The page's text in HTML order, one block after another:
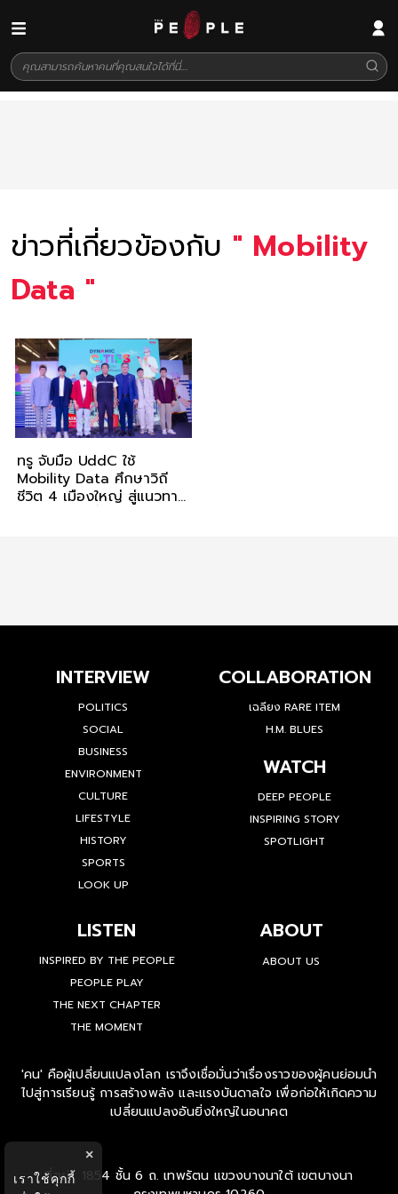
ข่าวที่เกี่ยวข้องกับ " Mobility
Data "
ทรู จับมือ UddC ใช้
Mobility Data ศึกษาวิถี
ชีวิต 4 เมืองใหญ่ สู่แนวทาง
INTERVIEW
POLITICS
SOCIAL
BUSINESS
ENVIRONMENT
CULTURE
LIFESTYLE
HISTORY
SPORTS
LOOK UP
COLLABORATION
เฉลียง RARE ITEM
H.M. BLUES
WATCH
DEEP PEOPLE
INSPIRING STORY
SPOTLIGHT
LISTEN
INSPIRED BY THE PEOPLE
PEOPLE PLAY
THE NEXT CHAPTER
THE MOMENT
ABOUT
ABOUT US
'คน' คือผู้เปลี่ยนแปลงโลก เราจึงเชื่อมั่นว่าเรื่องราวของผู้คนย่อมนำ
ไปสู่การเรียนรู้ การสร้างพลัง และแรงบันดาลใจ เพื่อก่อให้เกิดความ
เปลี่ยนแปลงอันยิ่งใหญ่ในอนาคต
ที่อยู่ : 1854 ชั้น 6 ถ. เทพรัตน แขวงบางนาใต้ เขตบางนา
×
เราใช้คุกกี้